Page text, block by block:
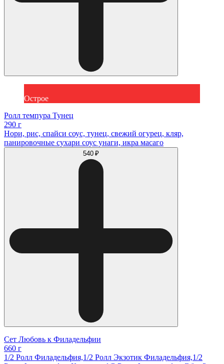
Острое
Ролл темпура Тунец
290 г
Нори, рис, спайси соус, тунец, свежий огурец, кляр,
панировочные сухари соус унаги, икра масаго
540 ₽
Сет Любовь к Филадельфии
660 г
1/2 Ролл Филадельфия,1/2 Ролл Экзотик Филадельфия,1/2